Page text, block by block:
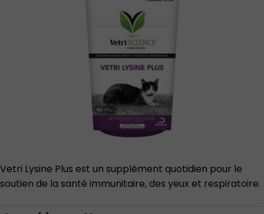
Vetri Lysine Plus est un supplément quotidien pour le
soutien de la santé immunitaire, des yeux et respiratoire.